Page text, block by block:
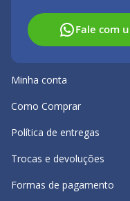
Fale com
Minha conta
Como Comprar
Política de entregas
Trocas e devoluções
Formas de pagamento